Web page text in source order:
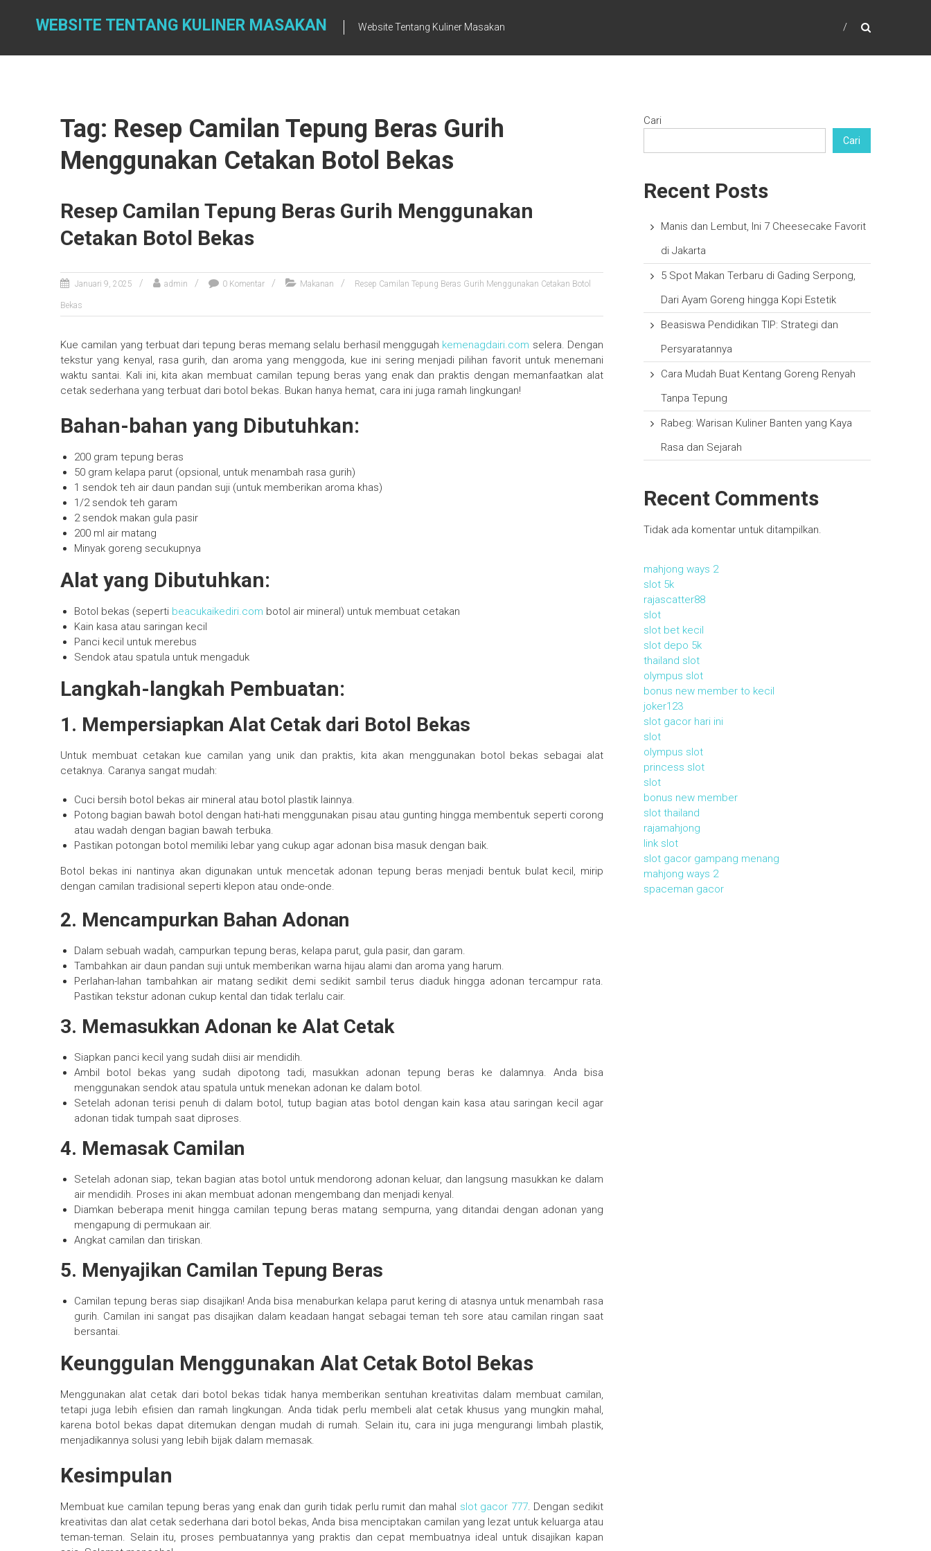
WEBSITE TENTANG KULINER MASAKAN Website Tentang Kuliner Masakan
Tag: Resep Camilan Tepung Beras Gurih
Menggunakan Cetakan Botol Bekas
Resep Camilan Tepung Beras Gurih Menggunakan
Cetakan Botol Bekas
Januari 9, 2025 admin 0 Komentar Makanan Resep Camilan Tepung Beras Gurih Menggunakan Cetakan Botol
Bekas
Kue camilan yang terbuat dari tepung beras memang selalu berhasil menggugah kemenagdairi.com selera. Dengan
tekstur yang kenyal, rasa gurih, dan aroma yang menggoda, kue ini sering menjadi pilihan favorit untuk menemani
waktu santai. Kali ini, kita akan membuat camilan tepung beras yang enak dan praktis dengan memanfaatkan alat
cetak sederhana yang terbuat dari botol bekas. Bukan hanya hemat, cara ini juga ramah lingkungan!
Bahan-bahan yang Dibutuhkan:
200 gram tepung beras
50 gram kelapa parut (opsional, untuk menambah rasa gurih)
1 sendok teh air daun pandan suji (untuk memberikan aroma khas)
1/2 sendok teh garam
2 sendok makan gula pasir
200 ml air matang
Minyak goreng secukupnya
Alat yang Dibutuhkan:
Botol bekas (seperti beacukaikediri.com botol air mineral) untuk membuat cetakan
Kain kasa atau saringan kecil
Panci kecil untuk merebus
Sendok atau spatula untuk mengaduk
Langkah-langkah Pembuatan:
1. Mempersiapkan Alat Cetak dari Botol Bekas
Untuk membuat cetakan kue camilan yang unik dan praktis, kita akan menggunakan botol bekas sebagai alat
cetaknya. Caranya sangat mudah:
Cuci bersih botol bekas air mineral atau botol plastik lainnya.
Potong bagian bawah botol dengan hati-hati menggunakan pisau atau gunting hingga membentuk seperti corong
atau wadah dengan bagian bawah terbuka.
Pastikan potongan botol memiliki lebar yang cukup agar adonan bisa masuk dengan baik.
Botol bekas ini nantinya akan digunakan untuk mencetak adonan tepung beras menjadi bentuk bulat kecil, mirip
dengan camilan tradisional seperti klepon atau onde-onde.
2. Mencampurkan Bahan Adonan
Dalam sebuah wadah, campurkan tepung beras, kelapa parut, gula pasir, dan garam.
Tambahkan air daun pandan suji untuk memberikan warna hijau alami dan aroma yang harum.
Perlahan-lahan tambahkan air matang sedikit demi sedikit sambil terus diaduk hingga adonan tercampur rata.
Pastikan tekstur adonan cukup kental dan tidak terlalu cair.
3. Memasukkan Adonan ke Alat Cetak
Siapkan panci kecil yang sudah diisi air mendidih.
Ambil botol bekas yang sudah dipotong tadi, masukkan adonan tepung beras ke dalamnya. Anda bisa
menggunakan sendok atau spatula untuk menekan adonan ke dalam botol.
Setelah adonan terisi penuh di dalam botol, tutup bagian atas botol dengan kain kasa atau saringan kecil agar
adonan tidak tumpah saat diproses.
4. Memasak Camilan
Setelah adonan siap, tekan bagian atas botol untuk mendorong adonan keluar, dan langsung masukkan ke dalam
air mendidih. Proses ini akan membuat adonan mengembang dan menjadi kenyal.
Diamkan beberapa menit hingga camilan tepung beras matang sempurna, yang ditandai dengan adonan yang
mengapung di permukaan air.
Angkat camilan dan tiriskan.
5. Menyajikan Camilan Tepung Beras
Camilan tepung beras siap disajikan! Anda bisa menaburkan kelapa parut kering di atasnya untuk menambah rasa
gurih. Camilan ini sangat pas disajikan dalam keadaan hangat sebagai teman teh sore atau camilan ringan saat
bersantai.
Keunggulan Menggunakan Alat Cetak Botol Bekas
Menggunakan alat cetak dari botol bekas tidak hanya memberikan sentuhan kreativitas dalam membuat camilan,
tetapi juga lebih efisien dan ramah lingkungan. Anda tidak perlu membeli alat cetak khusus yang mungkin mahal,
karena botol bekas dapat ditemukan dengan mudah di rumah. Selain itu, cara ini juga mengurangi limbah plastik,
menjadikannya solusi yang lebih bijak dalam memasak.
Kesimpulan
Membuat kue camilan tepung beras yang enak dan gurih tidak perlu rumit dan mahal slot gacor 777. Dengan sedikit
kreativitas dan alat cetak sederhana dari botol bekas, Anda bisa menciptakan camilan yang lezat untuk keluarga atau
teman-teman. Selain itu, proses pembuatannya yang praktis dan cepat membuatnya ideal untuk disajikan kapan
Cari
Cari
Recent Posts
Manis dan Lembut, Ini 7 Cheesecake Favorit
di Jakarta
5 Spot Makan Terbaru di Gading Serpong,
Dari Ayam Goreng hingga Kopi Estetik
Beasiswa Pendidikan TIP: Strategi dan
Persyaratannya
Cara Mudah Buat Kentang Goreng Renyah
Tanpa Tepung
Rabeg: Warisan Kuliner Banten yang Kaya
Rasa dan Sejarah
Recent Comments
Tidak ada komentar untuk ditampilkan.
mahjong ways 2
slot 5k
rajascatter88
slot
slot bet kecil
slot depo 5k
thailand slot
olympus slot
bonus new member to kecil
joker123
slot gacor hari ini
slot
olympus slot
princess slot
slot
bonus new member
slot thailand
rajamahjong
link slot
slot gacor gampang menang
mahjong ways 2
spaceman gacor